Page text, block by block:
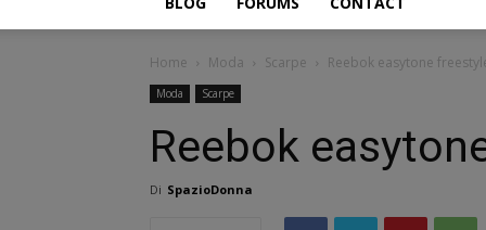
Home Moda Scarpe Reebok easytone
Moda Scarpe
Reebok
Di SpazioDonna